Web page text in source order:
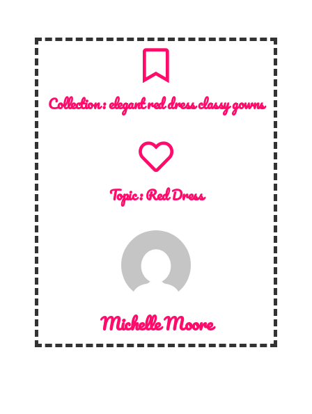
Collection :elegant red dress classy gowns
Topic :Red Dress
Michelle Moore